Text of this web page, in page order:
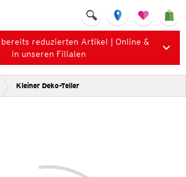
reduzierten Artikel | Online &
in unseren Filialen
Kleiner Deko-Teller